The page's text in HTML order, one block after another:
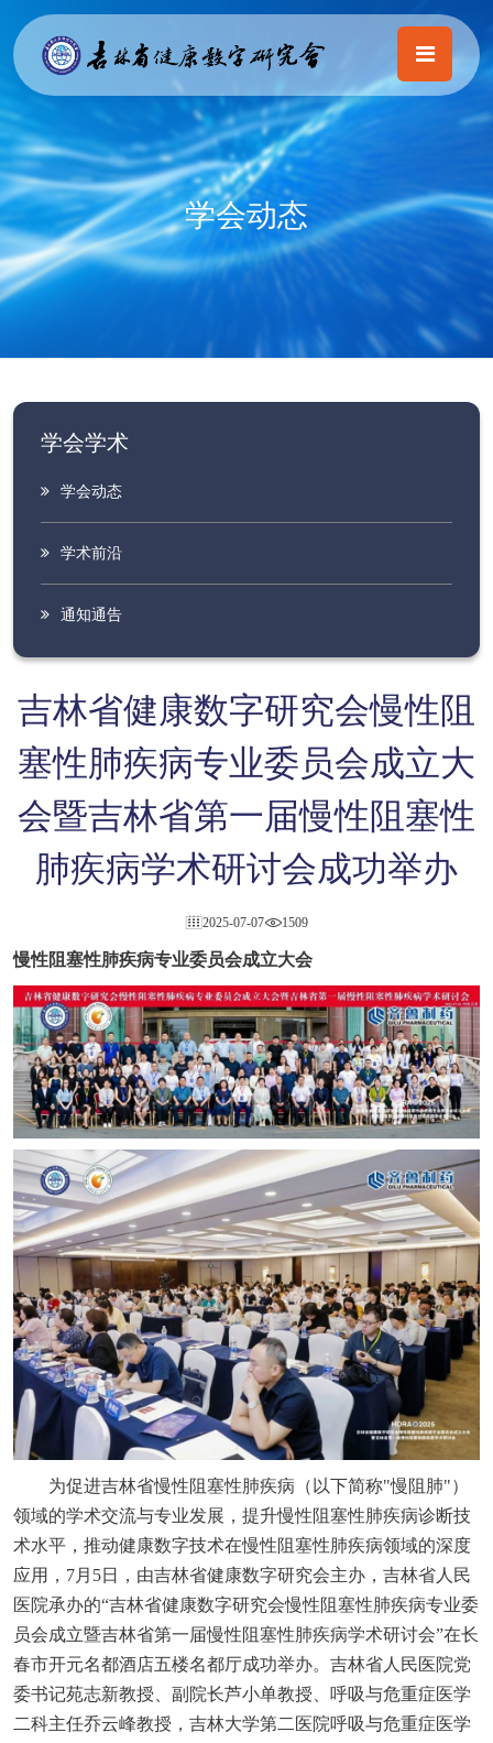
学会动态
学会学术
学会动态
学术前沿
通知通告
吉林省健康数字研究会慢性阻
塞性肺疾病专业委员会成立大
会暨吉林省第一届慢性阻塞性
肺疾病学术研讨会成功举办
2025-07-07 1509
慢性阻塞性肺疾病专业委员会成立大会
为促进吉林省慢性阻塞性肺疾病（以下简称"慢阻肺"）
领域的学术交流与专业发展，提升慢性阻塞性肺疾病诊断技
术水平，推动健康数字技术在慢性阻塞性肺疾病领域的深度
应用，7月5日，由吉林省健康数字研究会主办，吉林省人民
医院承办的“吉林省健康数字研究会慢性阻塞性肺疾病专业委
员会成立暨吉林省第一届慢性阻塞性肺疾病学术研讨会”在长
春市开元名都酒店五楼名都厅成功举办。吉林省人民医院党
委书记苑志新教授、副院长芦小单教授、呼吸与危重症医学
二科主任乔云峰教授，吉林大学第二医院呼吸与危重症医学